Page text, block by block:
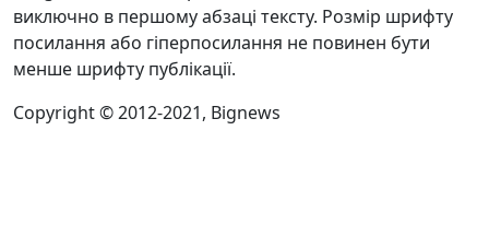
виключно в першому абзаці тексту. Розмір шрифту
посилання або гіперпосилання не повинен бути
менше шрифту публікації.
Copyright © 2012-2021, Bignews